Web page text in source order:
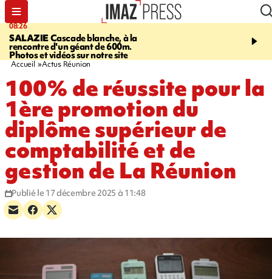
08:26
SALAZIECascade blanche, à la
rencontre d'un géant de 600m.
Photos et vidéos sur notre site
12:10
La karavane
débarque dans les
Accueil Actus Réunion
100% de réussite pour la
1ère promotion du
diplôme supérieur de
comptabilité et de
gestion de La Réunion
Publié le 17 décembre 2025 à 11:48